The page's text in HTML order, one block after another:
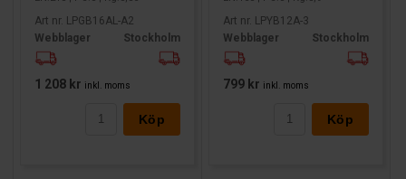
Art nr. LPGB16AL-A2
Webblager
Stockholm
1 208 kr inkl. moms
Köp
Art nr. LPYB12A-3
Webblager
Stockholm
799 kr inkl. moms
Köp